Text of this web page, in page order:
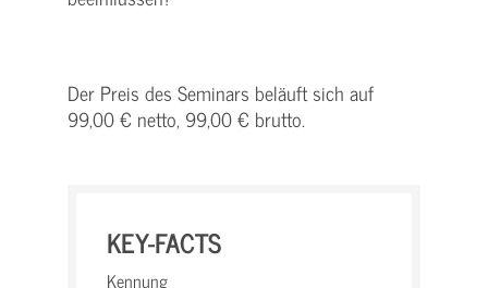
Der Preis des Seminars beläuft sich auf
99,00 € netto, 99,00 € brutto.
KEY-FACTS
Kennung